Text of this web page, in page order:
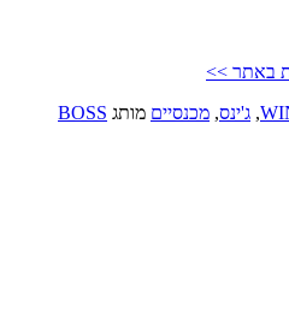
באתר >>
, ג'ינס, מכנסיים מותג BOSS